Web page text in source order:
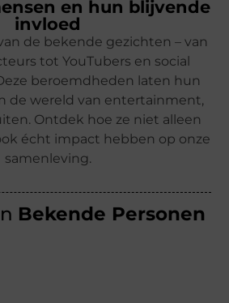
en hun blijvende
invloed
de bekende gezichten – van
tot YouTubers en social
beroemdheden laten hun
de wereld van entertainment,
Ontdek hoe ze niet alleen
écht impact hebben op onze
samenleving.
Bekende Personen